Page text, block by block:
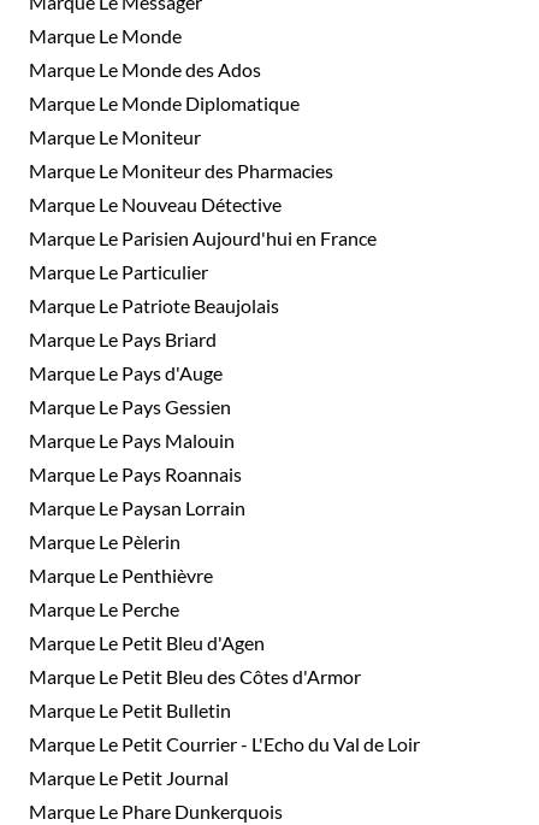
Marque Le Monde
Marque Le Monde des Ados
Marque Le Monde Diplomatique
Marque Le Moniteur
Marque Le Moniteur des Pharmacies
Marque Le Nouveau Détective
Marque Le Parisien Aujourd'hui en France
Marque Le Particulier
Marque Le Patriote Beaujolais
Marque Le Pays Briard
Marque Le Pays d'Auge
Marque Le Pays Gessien
Marque Le Pays Malouin
Marque Le Pays Roannais
Marque Le Paysan Lorrain
Marque Le Pèlerin
Marque Le Penthièvre
Marque Le Perche
Marque Le Petit Bleu d'Agen
Marque Le Petit Bleu des Côtes d'Armor
Marque Le Petit Bulletin
Marque Le Petit Courrier - L'Echo du Val de Loir
Marque Le Petit Journal
Marque Le Phare Dunkerquois